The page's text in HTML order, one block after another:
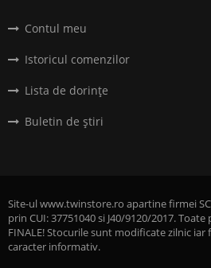
Contul meu
Istoricul comenzilor
Lista de dorințe
Buletin de știri
Site-ul www.twinstore.ro apartine firmei
prin CUI: 37751040 si J40/9120/2017.
FINALE! Stocurile sunt modificate zilnic
caracter informativ.